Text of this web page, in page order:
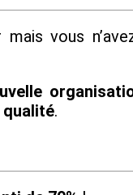
vous
qualité.